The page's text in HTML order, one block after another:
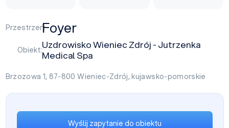
Przestrzeń:Foyer
Obiekt:Uzdrowisko Wieniec Zdrój - Jutrzenka
Medical Spa
Brzozowa 1, 87-800Wieniec-Zdrój,kujawsko-pomorskie
Wyślij zapytanie do obiektu